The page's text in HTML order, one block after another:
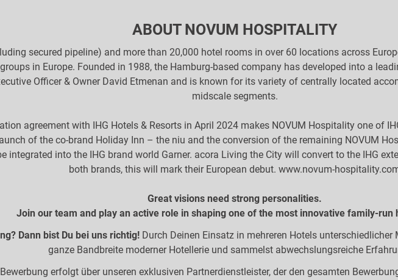
ABOUT NOVUM HOSPITALITY
secured pipeline) and more than 20,000 hotel rooms in over 60 locations across
in Europe. Founded in 1988, the Hamburg-based company has developed into a
Officer & Owner David Etmenan and is known for its variety of centrally located
midscale segments.
agreement with IHG Hotels & Resorts in April 2024 makes NOVUM Hospitality one of
of the co-brand Holiday Inn – the niu and the conversion of the remaining NOVUM
integrated into the IHG brand world Garner. acora Living the City will convert to the IHG
both brands, this will mark their European debut. www.novum-
Great visions need strong personalities.
Join our team and play an active role in shaping one of the most innovative family-run
Dann bist Du bei uns richtig!Durch Deinen Einsatz in mehreren Hotels unterschiedlicher
ganze Bandbreite moderner Hotellerie und sammelst abwechslungsreiche
erfolgt über unseren exklusiven Partnerdienstleister, der den gesamten